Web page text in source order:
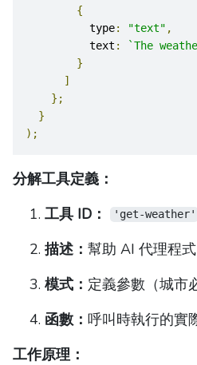
{
          type
: "text" ,
          text
:
`The
}
]
};
}
);
分解工具定義：
工具 ID：
'get-weather'
描述： 幫助 AI 代理程
模式： 定義參數（城市
函數： 呼叫時執行的實
工作原理：